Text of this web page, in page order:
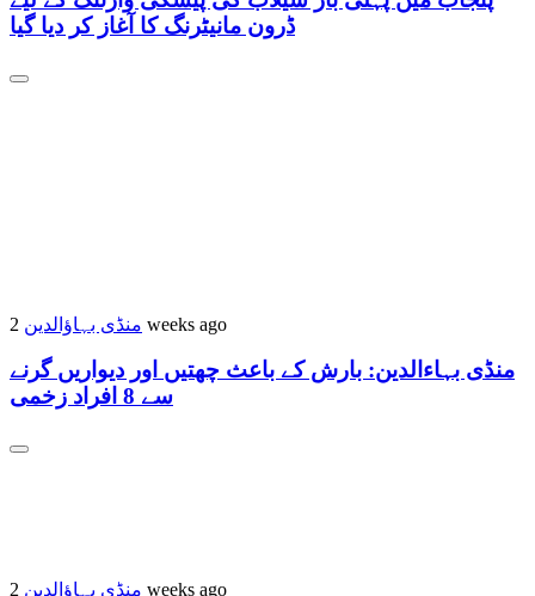
ڈرون مانیٹرنگ کا آغاز کر دیا گیا
منڈی بہاؤالدین 2 weeks ago
منڈی بہاءالدین: بارش کے باعث چھتیں اور دیواریں گرنے
سے 8 افراد زخمی
منڈی بہاؤالدین 2 weeks ago